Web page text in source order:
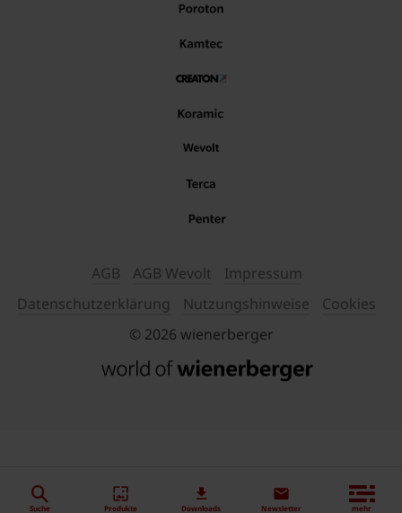
Suche Produkte Downloads Newsletter mehr
AGB AGB Wevolt
Impressum
Datenschutzerklärung
Nutzungshinweise
Cookies
© 2026 wienerberger